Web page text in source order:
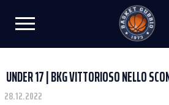
UNDER 17 | BKG VITTORIOSO NELLO
28.12.2022